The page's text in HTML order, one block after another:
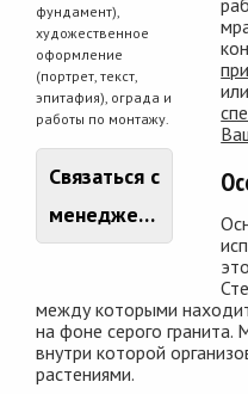
фундамент),
художественное
оформление
(портрет, текст,
эпитафия), ограда и
работы по монтажу.
Связаться с
менеджером
между которыми
на фоне серого гранита.
внутри которой
растениями.